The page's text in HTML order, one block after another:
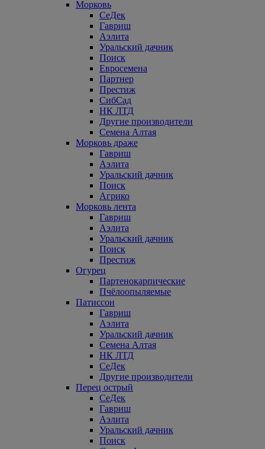
Морковь
СеДек
Гавриш
Аэлита
Уральский дачник
Поиск
Евросемена
Партнер
Престиж
СибСад
НК ЛТД
Другие производители
Семена Алтая
Морковь драже
Гавриш
Аэлита
Уральский дачник
Поиск
Агрико
Морковь лента
Гавриш
Аэлита
Уральский дачник
Поиск
Престиж
Огурец
Партенокарпические
Пчёлоопыляемые
Патиссон
Гавриш
Аэлита
Уральский дачник
Семена Алтая
НК ЛТД
СеДек
Другие производители
Перец острый
СеДек
Гавриш
Аэлита
Уральский дачник
Поиск